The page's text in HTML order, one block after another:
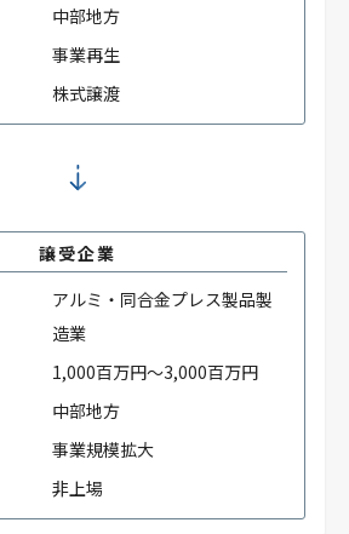
中部地方
事業再生
株式譲渡
譲受企業
アルミ・同合金プレス製品製
造業
1,000百万円～3,000百万円
中部地方
事業規模拡大
非上場